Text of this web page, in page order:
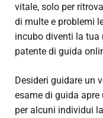
vitale, solo per
di multe e problemi
incubo diventi la tua
patente di guida
Desideri guidare un
esame di guida
per alcuni individui